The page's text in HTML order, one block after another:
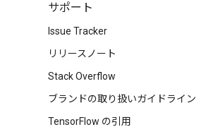
サポート
Issue Tracker
リリースノート
Stack Overflow
ブランドの取り扱いガイドライン
TensorFlow の引用